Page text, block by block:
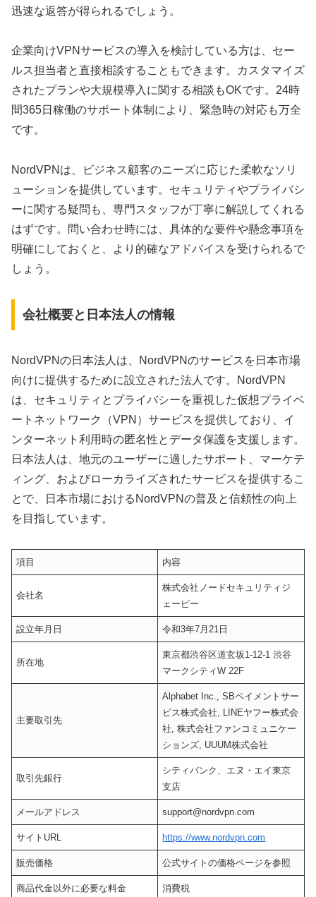
迅速な返答が得られるでしょう。
企業向けVPNサービスの導入を検討している方は、セー
ルス担当者と直接相談することもできます。カスタマイズ
されたプランや大規模導入に関する相談もOKです。24時
間365日稼働のサポート体制により、緊急時の対応も万全
です。
NordVPNは、ビジネス顧客のニーズに応じた柔軟なソリ
ューションを提供しています。セキュリティやプライバシ
ーに関する疑問も、専門スタッフが丁寧に解説してくれる
はずです。問い合わせ時には、具体的な要件や懸念事項を
明確にしておくと、より的確なアドバイスを受けられるで
しょう。
会社概要と日本法人の情報
NordVPNの日本法人は、NordVPNのサービスを日本市場
向けに提供するために設立された法人です。NordVPN
は、セキュリティとプライバシーを重視した仮想プライベ
ートネットワーク（VPN）サービスを提供しており、イ
ンターネット利用時の匿名性とデータ保護を支援します。
日本法人は、地元のユーザーに適したサポート、マーケテ
ィング、およびローカライズされたサービスを提供するこ
とで、日本市場におけるNordVPNの普及と信頼性の向上
を目指しています。
項目 内容
会社名
株式会社ノードセキュリティジ
ェーピー
設立年月日 令和3年7月21日
所在地
東京都渋谷区道玄坂1-12-1 渋谷
マークシティW 22F
主要取引先
Alphabet Inc., SBペイメントサー
ビス株式会社, LINEヤフー株式会
社, 株式会社ファンコミュニケー
ションズ, UUUM株式会社
取引先銀行
シティバンク、エヌ・エイ東京
支店
メールアドレス support@nordvpn.com
サイトURL https://www.nordvpn.com
販売価格 公式サイトの価格ページを参照
商品代金以外に必要な料金 消費税